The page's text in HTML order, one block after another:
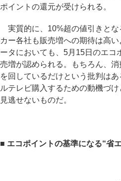
ポイントの還元が受けられる。
実質的に、10%超の値引きとな
カー各社も販売増への期待は高
ータにおいても、5月15日のエコ
売増が認められる。もちろん、
を回しているだけという批判は
ルテレビ購入するための動機づ
見逃せないものだ。
■ エコポイントの基準になる“省